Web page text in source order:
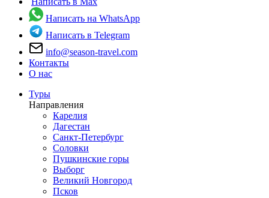
Написать на WhatsApp
Написать в Telegram
info@season-travel.com
Контакты
О нас
Туры
Направления
Карелия
Дагестан
Санкт-Петербург
Соловки
Пушкинские горы
Выборг
Великий Новгород
Псков